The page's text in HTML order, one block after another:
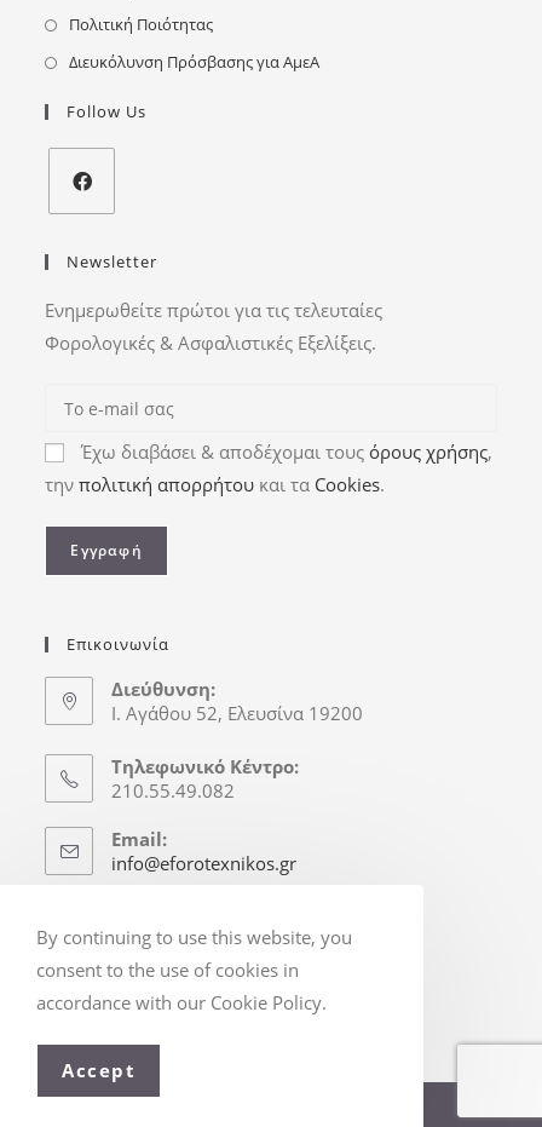
Πολιτική Ποιότητας
Διευκόλυνση Πρόσβασης για ΑμεΑ
Follow Us
Newsletter
Ενημερωθείτε πρώτοι για τις τελευταίες
Φορολογικές & Ασφαλιστικές Εξελίξεις.
Έχω διαβάσει & αποδέχομαι τους όρους χρήσης,
τηνπολιτική απορρήτου και τα Cookies.
Επικοινωνία
Διεύθυνση:
Ι. Αγάθου 52, Ελευσίνα 19200
Τηλεφωνικό Κέντρο:
210.55.49.082
Email:
info@eforotexnikos.gr
Δευτ.-Παρ.: 8:30-16:30
(Απόγ. & Σ/Κ κατόπιν Ραντεβού)
By continuing to use this website, you
consent to the use of cookies in
accordance with our Cookie Policy.
Accept